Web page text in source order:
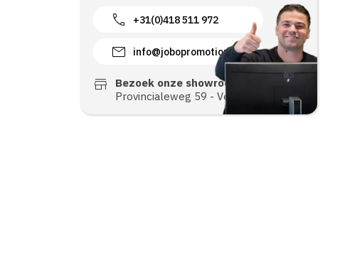
call +31(0)418 511 972
mail info@jobopromotions.nl
store
Bezoek onze showroom:
Provincialeweg 59 - Velddriel